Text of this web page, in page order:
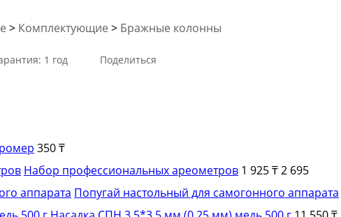
> Комплектующие > Бражные колонны
1 год Поделиться
350 ₸
Набор профессиональных ареометров 1 925 ₸2 695
Попугай настольный для самогонного аппарата